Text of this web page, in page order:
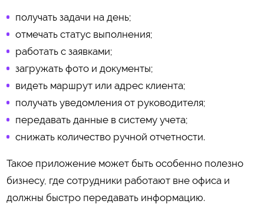
получать задачи на день;
отмечать статус выполнения;
работать с заявками;
загружать фото и документы;
видеть маршрут или адрес клиента;
получать уведомления от руководителя;
передавать данные в систему учета;
снижать количество ручной отчетности.
Такое приложение может быть особенно полезно
бизнесу, где сотрудники работают вне офиса и
должны быстро передавать информацию.